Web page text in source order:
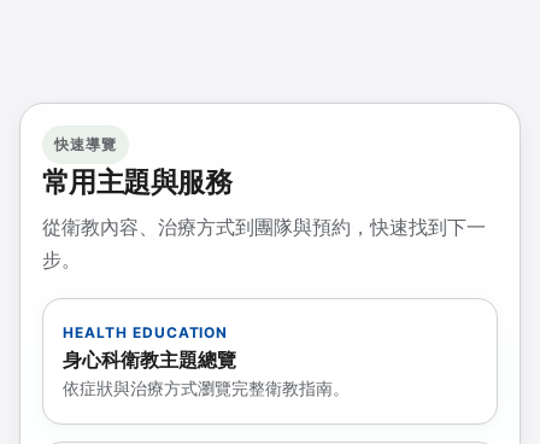
快速導覽
常用主題與服務
從衛教內容、治療方式到團隊與預約，快速找到下一
步。
HEALTH EDUCATION
身心科衛教主題總覽
依症狀與治療方式瀏覽完整衛教指南。